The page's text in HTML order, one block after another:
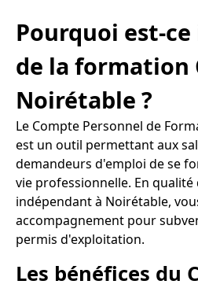
Pourquoi est-
de la formation
Noirétable ?
Le Compte Personnel de
est un outil permettant aux
demandeurs d'emploi de se
vie professionnelle. En
indépendant à Noirétable,
accompagnement pour
permis d'exploitation.
Les bénéfices du